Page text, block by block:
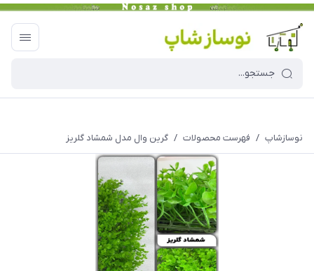
نوسازشاپ / فهرست محصولات / گرین وال مدل شمشاد گلریز